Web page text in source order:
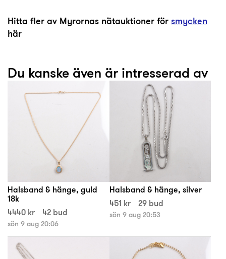
Hitta fler av Myrornas nätauktioner försmycken
här
Du kanske även är intresserad av
Halsband & hänge, guld
18k
4440 kr
42 bud
sön 9 aug 20:06
Halsband & hänge, silver
451 kr
29 bud
sön 9 aug 20:53